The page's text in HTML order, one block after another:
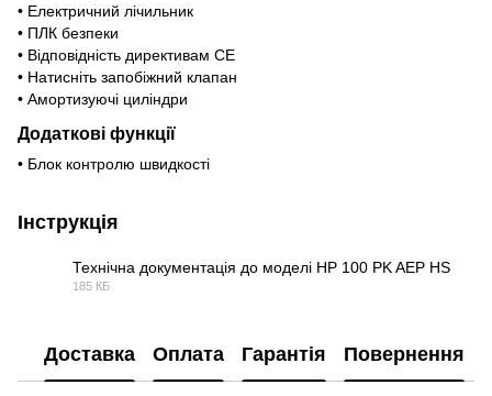
• Електричний лічильник
• ПЛК безпеки
• Відповідність директивам CE
• Натисніть запобіжний клапан
• Амортизуючі циліндри
Додаткові функції
• Блок контролю швидкості
Інструкція
Технічна документація до моделі HP 100 PK AEP HS
185 КБ
Доставка Оплата Гарантія Повернення